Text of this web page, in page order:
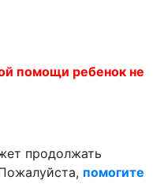
помощи ребенок не
продолжать
помогите